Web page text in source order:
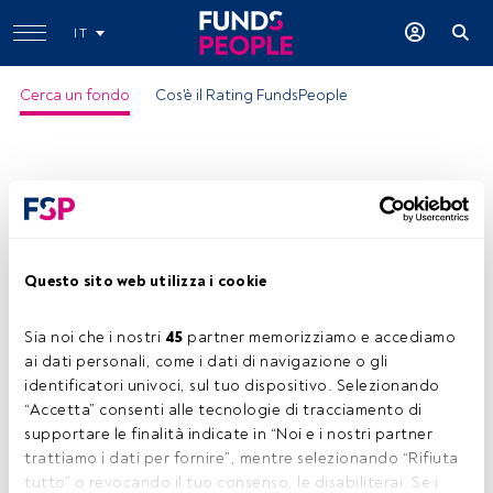
Questo sito web utilizza i cookie
Sia noi che i nostri 45 partner memorizziamo e accediamo
ai dati personali, come i dati di navigazione o gli
identificatori univoci, sul tuo dispositivo. Selezionando
“Accetta” consenti alle tecnologie di tracciamento di
supportare le finalità indicate in “Noi e i nostri partner
trattiamo i dati per fornire”, mentre selezionando “Rifiuta
tutto” o revocando il tuo consenso, le disabiliterai. Se i
IT
Cerca un fondo Cos'è il Rating FundsPeople
ISIN:LU0226953718
Categoria Morningstar: US Large-Cap Value Equity
Società: Robeco
Condividi: